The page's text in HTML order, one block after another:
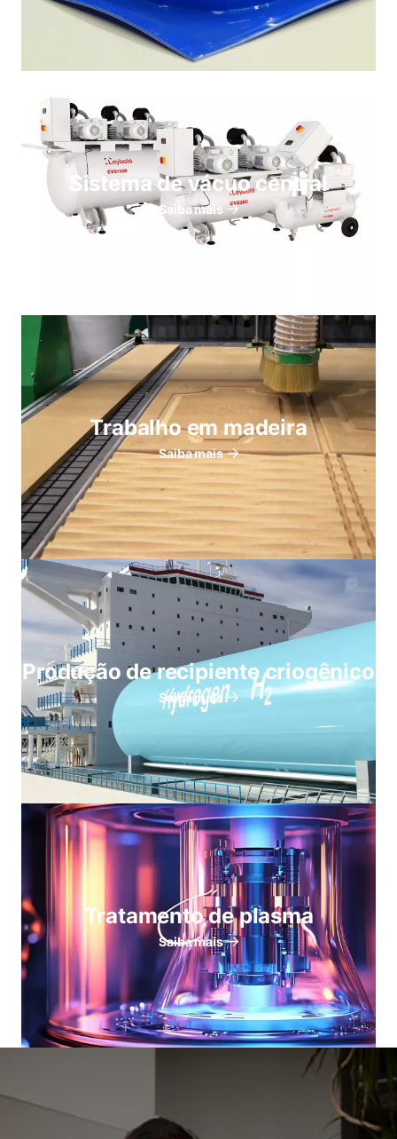
Sistema de vácuo central
Saiba mais
Trabalho em madeira
Saiba mais
Produção de recipiente criogênico
Saiba mais
Tratamento de plasma
Saiba mais